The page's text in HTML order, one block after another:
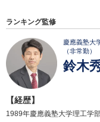
ランキング監修
慶應義塾大
（非常勤）
鈴木
【経歴】
1989年慶應義塾大学理工学